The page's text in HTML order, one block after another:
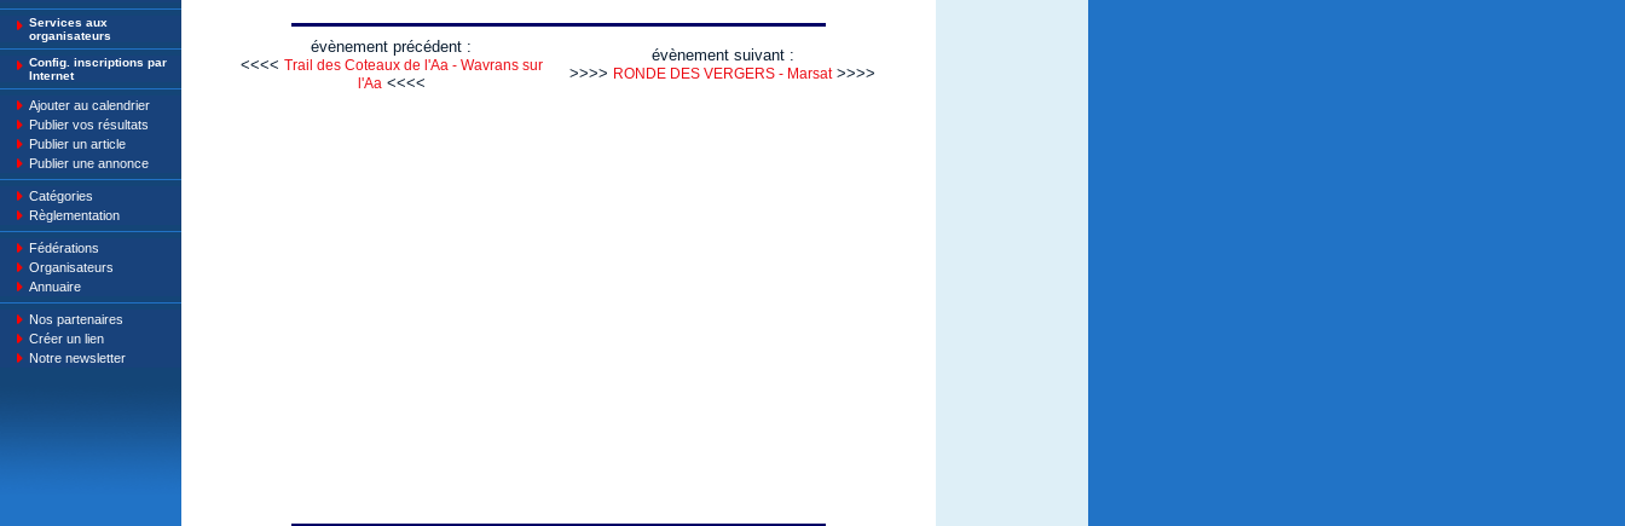
Services aux
organisateurs
Config. inscriptions par
Internet
Ajouter au calendrier
Publier vos résultats
Publier un article
Publier une annonce
Catégories
Règlementation
Fédérations
Organisateurs
Annuaire
Nos partenaires
Créer un lien
Notre newsletter
évènement précédent :
<<<< Trail des Coteaux de l'Aa - Wavrans sur
l'Aa<<<<
évènement suivant :
>>>> RONDE DES VERGERS - Marsat>>>>